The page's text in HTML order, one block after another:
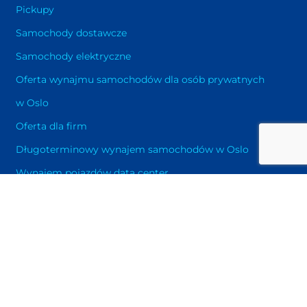
Pickupy
Samochody dostawcze
Samochody elektryczne
Oferta wynajmu samochodów dla osób prywatnych
w Oslo
Oferta dla firm
Długoterminowy wynajem samochodów w Oslo
Wynajem pojazdów data center